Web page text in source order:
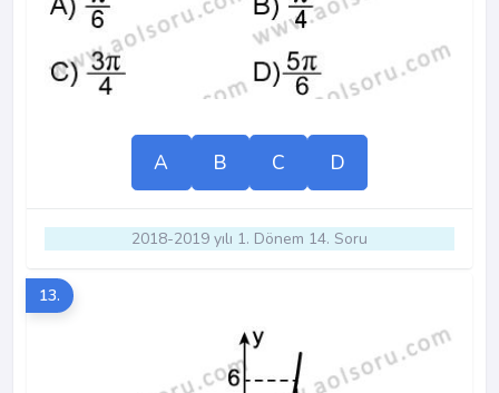
A B C D
2018-2019 yılı 1. Dönem 14. Soru
13.